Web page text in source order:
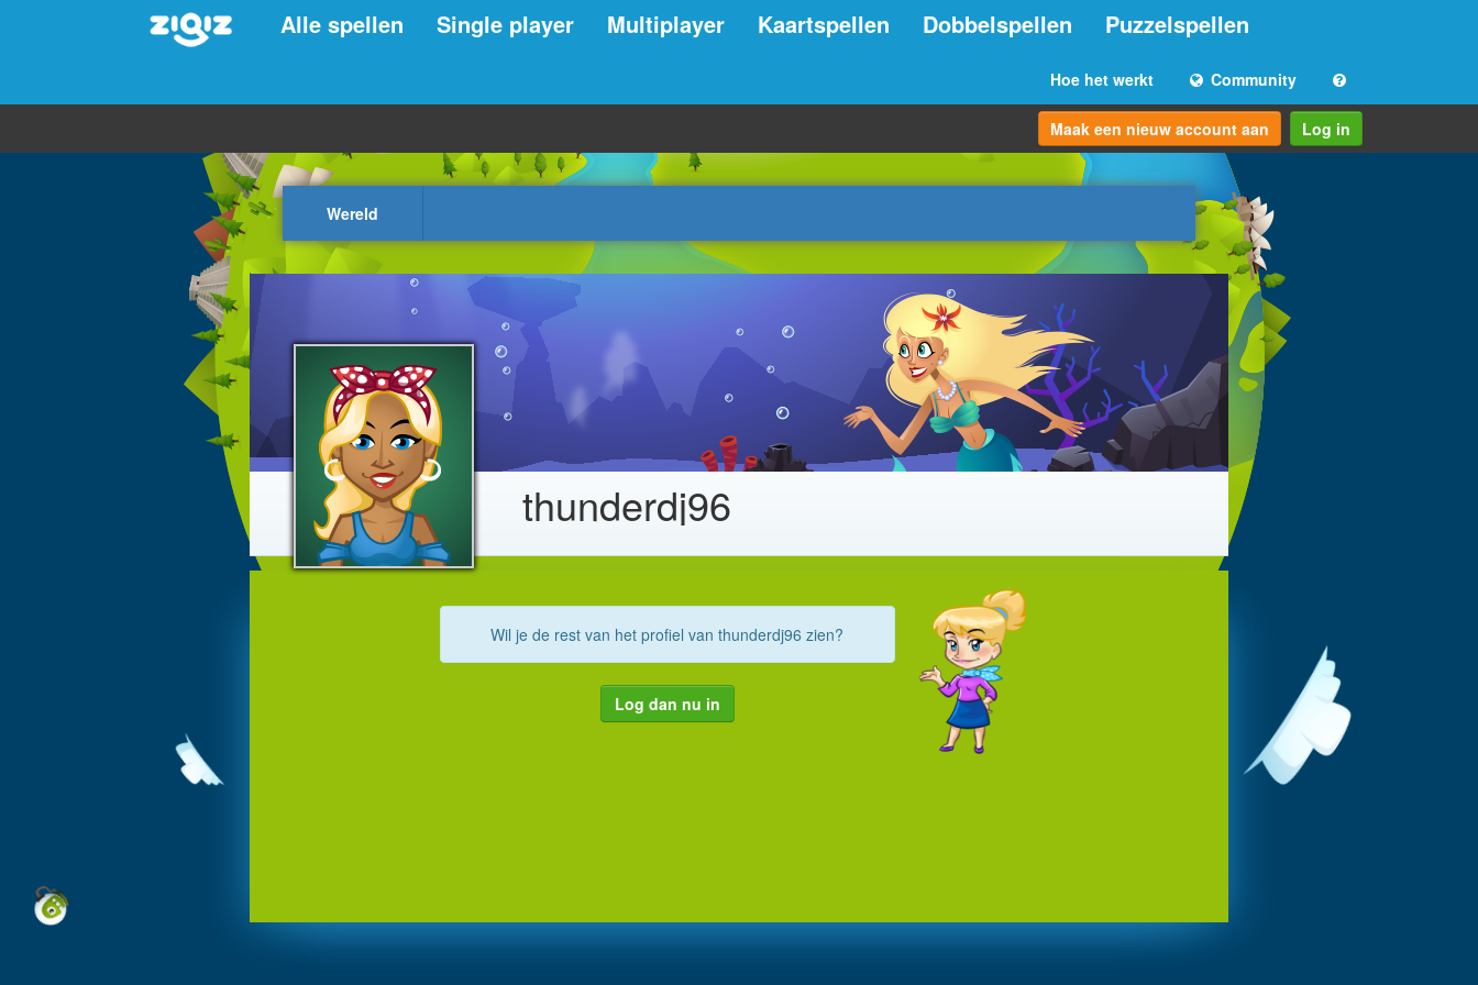
Alle spellen Single player Multiplayer Kaartspellen Dobbelspellen Puzzelspellen
Hoe het werkt Community
Maak een nieuw account aan Log in
Wereld
thunderdj96
Wil je de rest van het profiel van thunderdj96 zien?
Log dan nu in